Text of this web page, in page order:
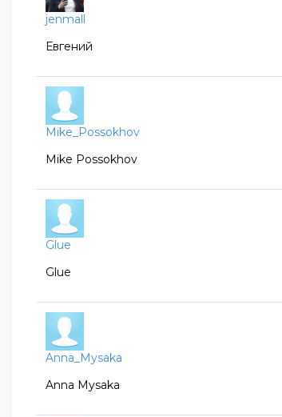
jenmall
Евгений
Mike_Possokhov
Mike Possokhov
Glue
Glue
Anna_Mysaka
Anna Mysaka